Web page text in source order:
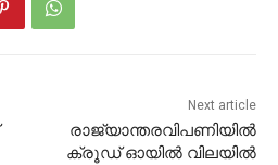
Next article
രാജ്യാന്തരവിപണിയില്‍
ക്രൂഡ് ഓയില്‍ വിലയില്‍